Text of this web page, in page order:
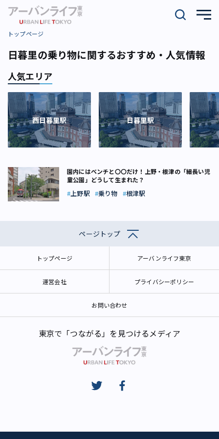
トップページ
日暮里の乗り物に関するおすすめ・人気情報
人気エリア
西日暮里駅 日暮里駅
園内にはベンチと〇〇だけ！上野・根津の「細長い児
童公園」どうして生まれた？
上野駅 乗り物 根津駅
ページトップ
トップページ アーバンライフ東京
運営会社 プライバシーポリシー
お問い合わせ
東京で「つながる」を見つけるメディア